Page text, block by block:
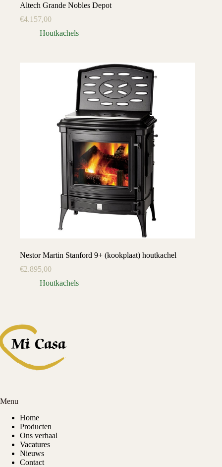
Altech Grande Nobles Depot
€4.157,00
Houtkachels
Nestor Martin Stanford 9+ (kookplaat) houtkachel
€2.895,00
Houtkachels
Menu
Home
Producten
Ons verhaal
Vacatures
Nieuws
Contact